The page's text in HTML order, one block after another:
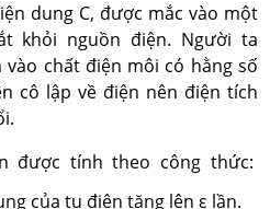
dung C, được mắc vào một
khỏi nguồn điện. Người ta
chất điện môi có hằng số
cô lập về điện nên điện tích
được tính theo công thức:
của tụ điện tăng lên ε lần.